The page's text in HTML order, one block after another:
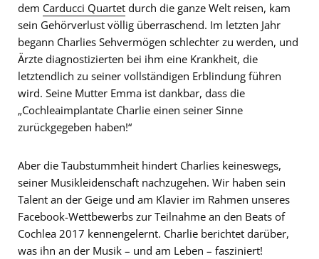
dem Carducci Quartet durch die ganze Welt reisen, kam
sein Gehörverlust völlig überraschend. Im letzten Jahr
begann Charlies Sehvermögen schlechter zu werden, und
Ärzte diagnostizierten bei ihm eine Krankheit, die
letztendlich zu seiner vollständigen Erblindung führen
wird. Seine Mutter Emma ist dankbar, dass die
„Cochleaimplantate Charlie einen seiner Sinne
zurückgegeben haben!“
Aber die Taubstummheit hindert Charlies keineswegs,
seiner Musikleidenschaft nachzugehen. Wir haben sein
Talent an der Geige und am Klavier im Rahmen unseres
Facebook-Wettbewerbs zur Teilnahme an den Beats of
Cochlea 2017 kennengelernt. Charlie berichtet darüber,
was ihn an der Musik – und am Leben – fasziniert!